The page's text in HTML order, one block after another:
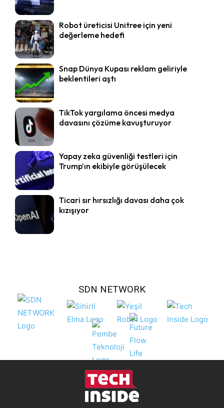
Robot üreticisi Unitree için yeni
değerleme hedefi
Snap Dünya Kupası reklam geliriyle
beklentileri aştı
TikTok yargılama öncesi medya
davasını çözüme kavuşturuyor
Yapay zeka güvenliği testleri için
Trump’ın ekibiyle görüşülecek
Ticari sır hırsızlığı davası daha çok
kızışıyor
SDN NETWORK